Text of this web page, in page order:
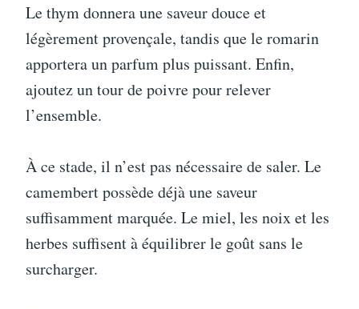
Le thym donnera une saveur douce et
légèrement provençale, tandis que le romarin
apportera un parfum plus puissant. Enfin,
ajoutez un tour de poivre pour relever
l’ensemble.
À ce stade, il n’est pas nécessaire de saler. Le
camembert possède déjà une saveur
suffisamment marquée. Le miel, les noix et les
herbes suffisent à équilibrer le goût sans le
surcharger.